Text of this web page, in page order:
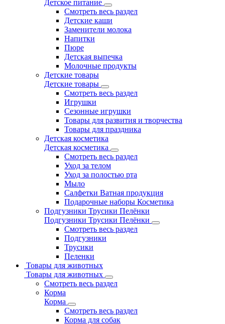
Детское питание
Смотреть весь раздел
Детские каши
Заменители молока
Напитки
Пюре
Детская выпечка
Молочные продукты
Детские товары
Детские товары
Смотреть весь раздел
Игрушки
Сезонные игрушки
Товары для развития и творчества
Товары для праздника
Детская косметика
Детская косметика
Смотреть весь раздел
Уход за телом
Уход за полостью рта
Мыло
Салфетки Ватная продукция
Подарочные наборы Косметика
Подгузники Трусики Пелёнки
Подгузники Трусики Пелёнки
Смотреть весь раздел
Подгузники
Трусики
Пеленки
Товары для животных
Товары для животных
Смотреть весь раздел
Корма
Корма
Смотреть весь раздел
Корма для собак